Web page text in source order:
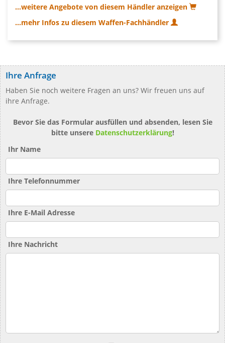
...weitere Angebote von diesem Händler anzeigen
...mehr Infos zu diesem Waffen-Fachhändler
Ihre Anfrage
Haben Sie noch weitere Fragen an uns? Wir freuen uns auf
ihre Anfrage.
Bevor Sie das Formular ausfüllen und absenden, lesen Sie
bitte unsere Datenschutzerklärung!
Ihr Name
Ihre Telefonnummer
Ihre E-Mail Adresse
Ihre Nachricht